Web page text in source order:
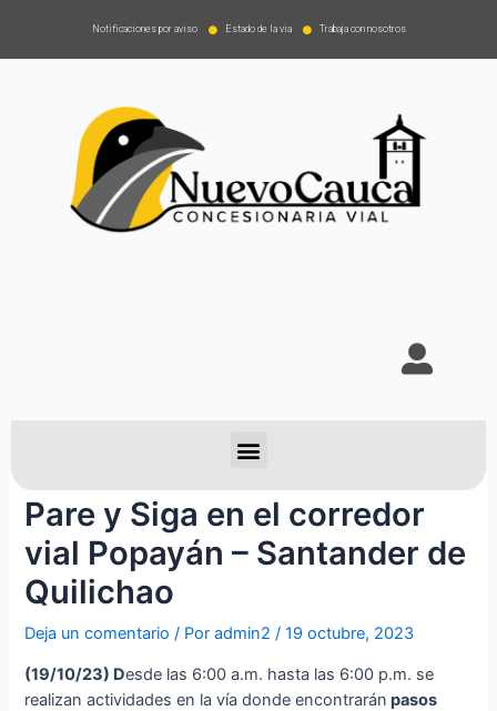
Notificaciones por aviso Estado de la via Trabaja con nosotros
Pare y Siga en el corredor
vial Popayán – Santander de
Quilichao
Deja un comentario / Poradmin2 /19 octubre, 2023
(19/10/23) Desde las 6:00 a.m. hasta las 6:00 p.m. se
realizan actividades en la vía donde encontrarán pasos